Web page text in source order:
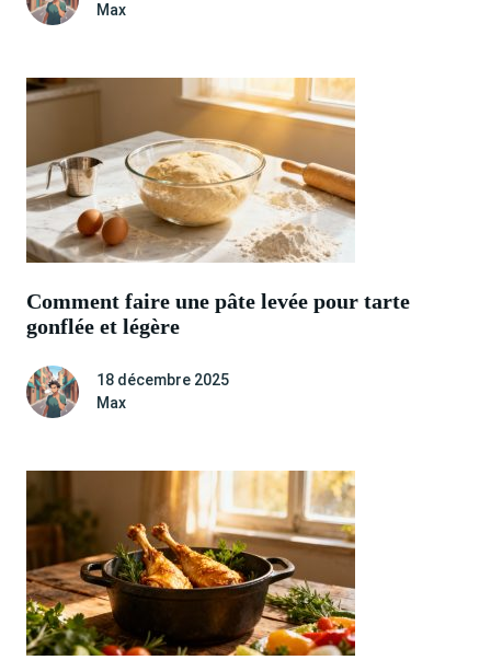
Max
Comment faire une pâte levée pour tarte
gonflée et légère
18 décembre 2025
Max